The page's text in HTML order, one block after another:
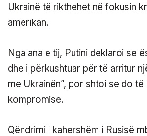
Ukrainë të rikthehet në fokusin
amerikan.
Nga ana e tij, Putini deklaroi se
dhe i përkushtuar për të arritur
me Ukrainën”, por shtoi se do të
kompromise.
Qëndrimi i kahershëm i Rusisë